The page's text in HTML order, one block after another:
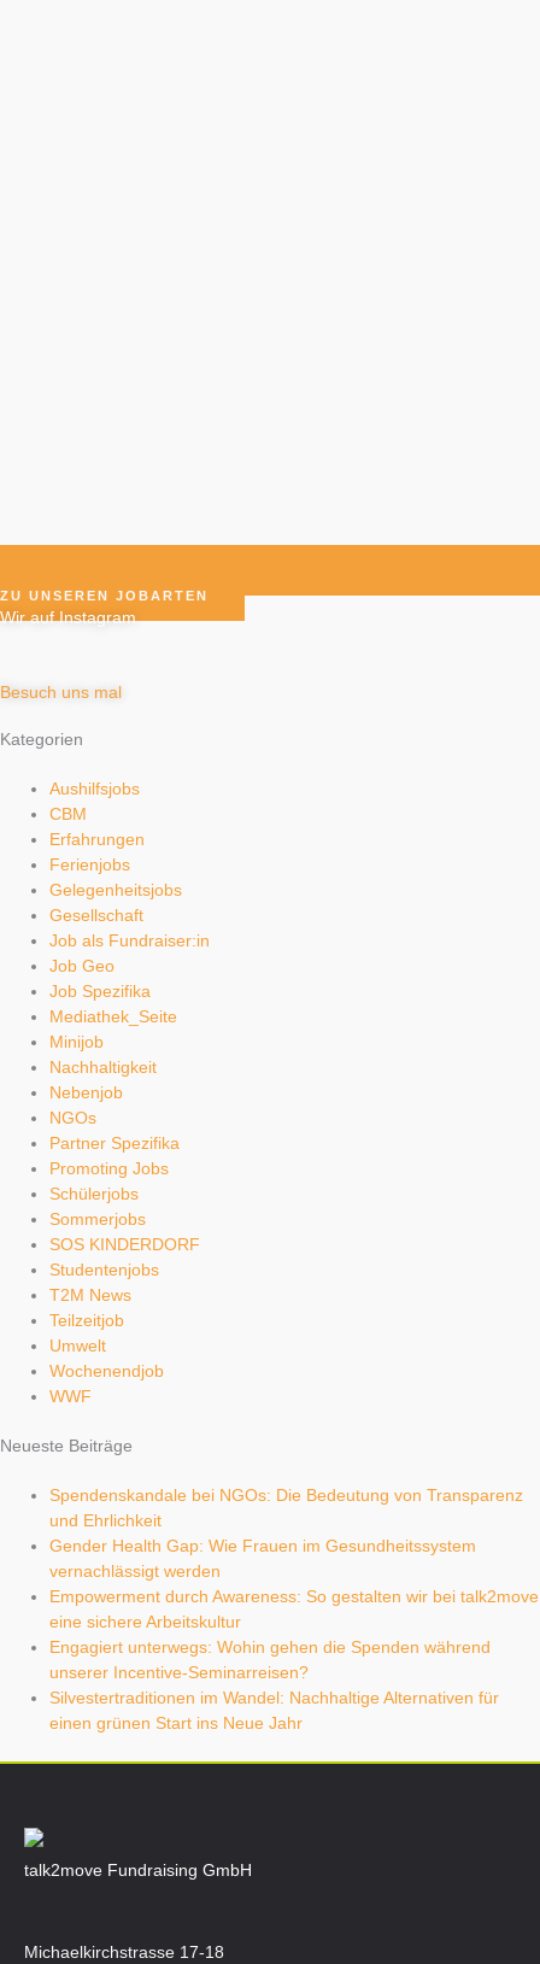
ZU UNSEREN JOBARTEN
Wir auf Instagram
Besuch uns mal
Kategorien
Aushilfsjobs
CBM
Erfahrungen
Ferienjobs
Gelegenheitsjobs
Gesellschaft
Job als Fundraiser:in
Job Geo
Job Spezifika
Mediathek_Seite
Minijob
Nachhaltigkeit
Nebenjob
NGOs
Partner Spezifika
Promoting Jobs
Schülerjobs
Sommerjobs
SOS KINDERDORF
Studentenjobs
T2M News
Teilzeitjob
Umwelt
Wochenendjob
WWF
Neueste Beiträge
Spendenskandale bei NGOs: Die Bedeutung von Transparenz
und Ehrlichkeit
Gender Health Gap: Wie Frauen im Gesundheitssystem
vernachlässigt werden
Empowerment durch Awareness: So gestalten wir bei talk2move
eine sichere Arbeitskultur
Engagiert unterwegs: Wohin gehen die Spenden während
unserer Incentive-Seminarreisen?
Silvestertraditionen im Wandel: Nachhaltige Alternativen für
einen grünen Start ins Neue Jahr
talk2move Fundraising GmbH
Michaelkirchstrasse 17-18